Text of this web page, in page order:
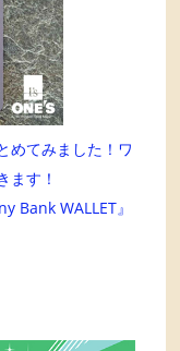
めてみました！ワ
ます！
Bank WALLET』